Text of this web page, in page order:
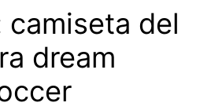
camiseta del
dream